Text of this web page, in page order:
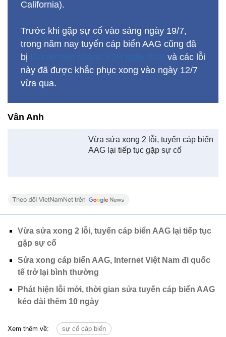
vừa qua.
Vân Anh
AAG lại tiếp tục gặp sự cố
Vừa sửa xong 2 lỗi, tuyến cáp biển AAG lại tiếp tục
tế trở lại bình thường
Phát hiện lỗi mới, thời gian sửa tuyến cáp biển AAG
kéo dài thêm 10 ngày